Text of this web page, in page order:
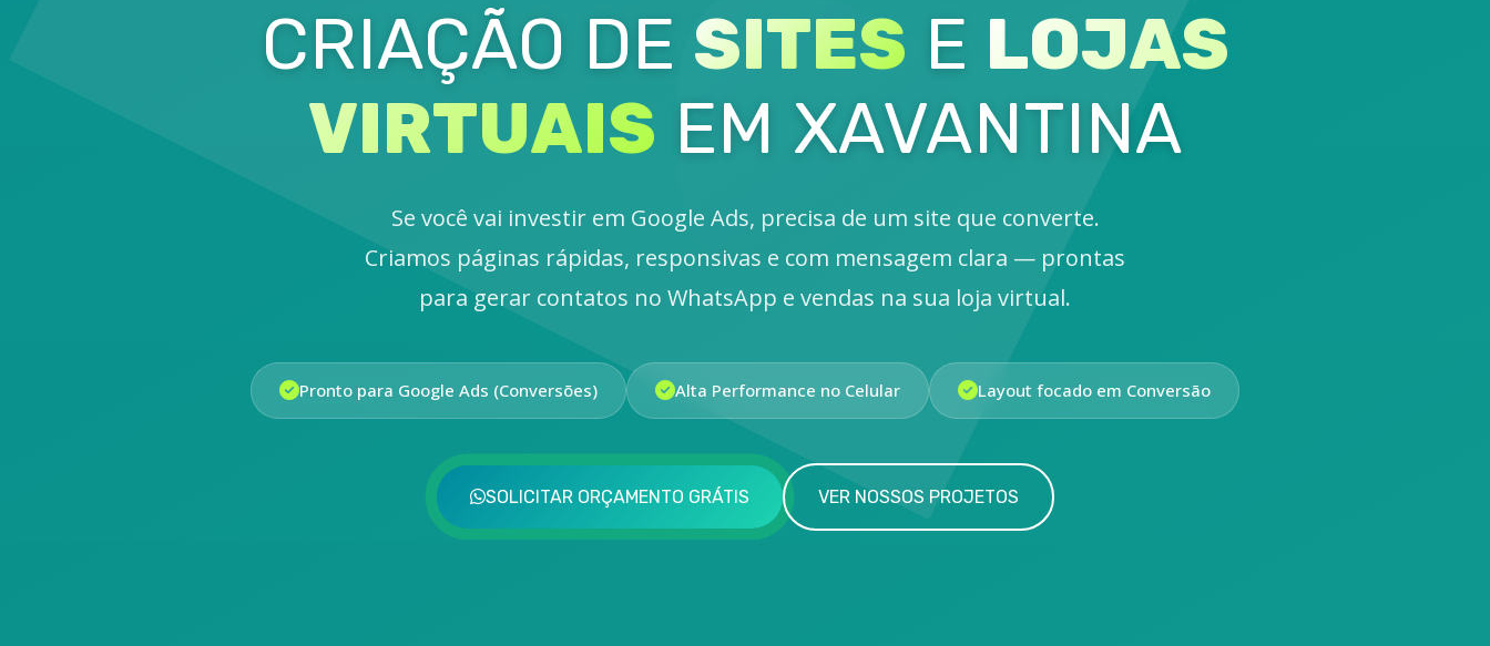
CRIAÇÃO DE SITES E LOJAS
VIRTUAIS EM XAVANTINA
Se você vai investir em Google Ads, precisa de um site que converte.
Criamos páginas rápidas, responsivas e com mensagem clara — prontas
para gerar contatos no WhatsApp e vendas na sua loja virtual.
Pronto para Google Ads (Conversões) Alta Performance no Celular Layout focado em Conversão
SOLICITAR ORÇAMENTO GRÁTIS VER NOSSOS PROJETOS